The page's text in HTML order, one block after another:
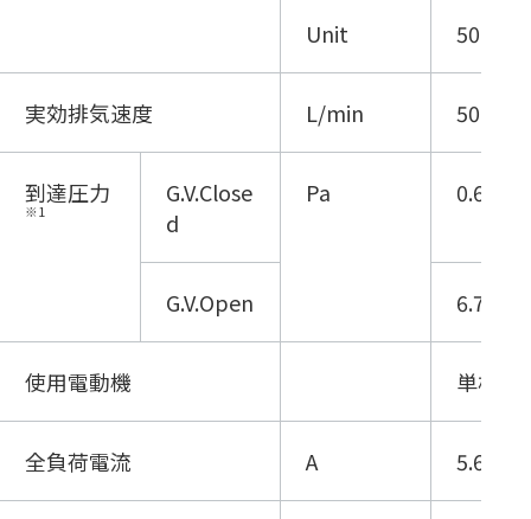
Unit 50Hz
実効排気速度 L/min 50
到達圧力
※1
G.V.Close
d
Pa 0.67
G.V.Open 6.7
使用電動機 単相,
全負荷電流 A 5.6